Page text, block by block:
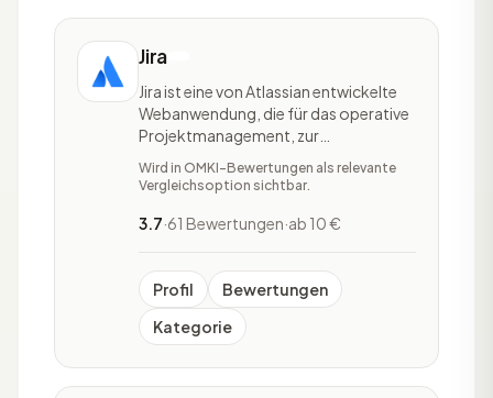
Jira
Jira ist eine von Atlassian entwickelte
Webanwendung, die für das operative
Projektmanagement, zur
Fehlerverwaltung und
Problembehandlung genutzt wird. Das
Softwareentwicklung und zum
Bereichen angewendet. Jira ist durch
die Vielzah
Wird in OMKI-Bewertungen als relevante
Vergleichsoption sichtbar.
3.7·61 Bewertungen·ab 10 €
Profil
Bewertungen
Kategorie